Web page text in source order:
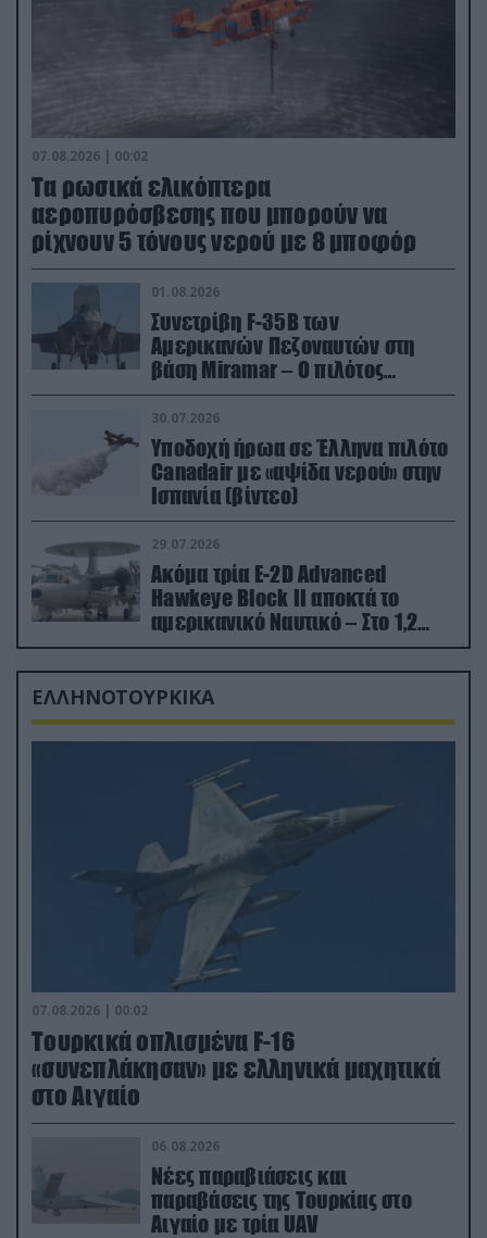
07.08.2026 | 00:02
Τα ρωσικά ελικόπτερα
αεροπυρόσβεσης που μπορούν να
ρίχνουν 5 τόνους νερού με 8 μποφόρ
01.08.2026
Συνετρίβη F-35B των
Αμερικανών Πεζοναυτών στη
βάση Miramar – Ο πιλότος
εκτινάχθηκε εγκαίρως
30.07.2026
Υποδοχή ήρωα σε Έλληνα πιλότο
Canadair με «αψίδα νερού» στην
Ισπανία (βίντεο)
29.07.2026
Ακόμα τρία E-2D Advanced
Hawkeye Block II αποκτά το
αμερικανικό Ναυτικό – Στο 1,2
δισ.δολάρια το κόστος
ΕΛΛΗΝΟΤΟΥΡΚΙΚΑ
07.08.2026 | 00:02
Τουρκικά οπλισμένα F-16
«συνεπλάκησαν» με ελληνικά μαχητικά
στο Αιγαίο
06.08.2026
Νέες παραβιάσεις και
παραβάσεις της Τουρκίας στο
Αιγαίο με τρία UAV